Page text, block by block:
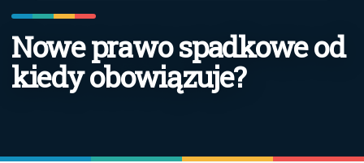
Nowe prawo spadkowe od
kiedy obowiązuje?